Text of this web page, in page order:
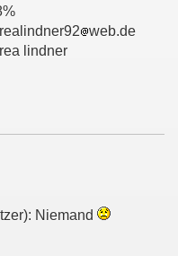
web.de
lindner
Niemand